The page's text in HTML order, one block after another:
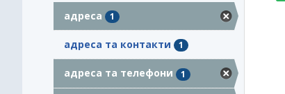
адреса 1
адреса та контакти 1
адреса та телефони 1